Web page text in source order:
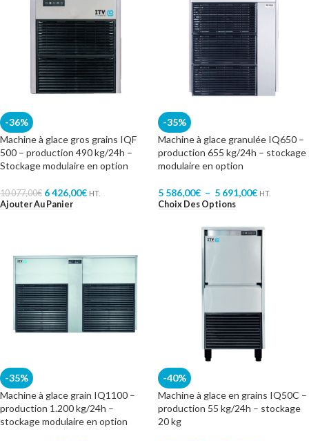
-36%
Machine à glace gros grains IQF
500 – production 490 kg/24h –
Stockage modulaire en option
10 077,00€ 6 426,00€ HT.
Ajouter Au Panier
-35%
Machine à glace granulée IQ650 –
production 655 kg/24h – stockage
modulaire en option
5 586,00€ – 5 691,00€ HT.
Choix Des Options
-35%
Machine à glace grain IQ1100 –
production 1.200 kg/24h –
stockage modulaire en option
-40%
Machine à glace en grains IQ50C –
production 55 kg/24h – stockage
20 kg